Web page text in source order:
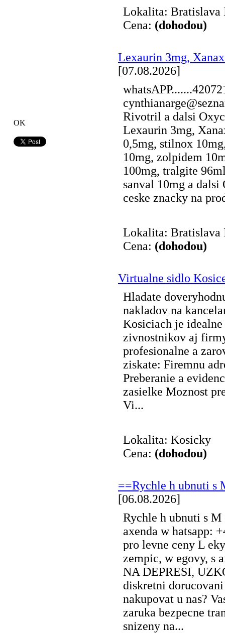
OK
Lokalita: Bratislava
Cena: (dohodou)
Lexaurin 3mg,
[07.08.2026]
Rivotril a dalsi
Lexaurin 3mg,
0,5mg, stilnox
10mg, zolpidem
100mg, tralgite
sanval 10mg a
ceske znacky na
Lokalita: Bratislava
Cena: (dohodou)
Virtualne sidlo
Hladate
nakladov na
Kosiciach je
zivnostnikov aj
profesionalne a
ziskate: Firemnu
Preberanie a
zasielke Moznost
Vi...
Lokalita: Kosicky
Cena: (dohodou)
==Rychle h ubnuti s
[06.08.2026]
Rychle h ubnuti s M
axenda w hatsapp:
pro levne ceny L
zempic, w egovy, s
NA DEPRESI,
diskretni
nakupovat u nas?
zaruka bezpecne
snizeny na...